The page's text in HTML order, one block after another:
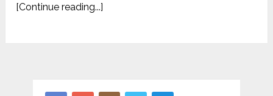
[Continue reading...]